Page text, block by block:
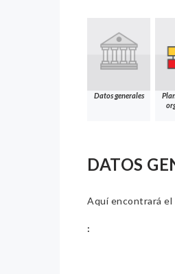
Datos generales
DATOS
Aquí encontrará el
: